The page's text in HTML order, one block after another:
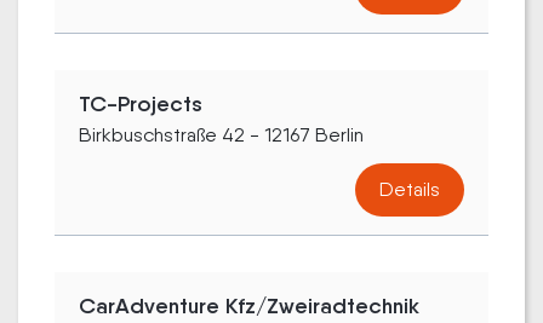
TC-Projects
Birkbuschstraße 42 - 12167 Berlin
Details
CarAdventure Kfz/Zweiradtechnik